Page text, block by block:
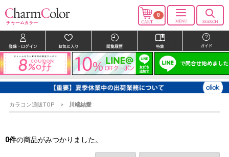
0
カラコン通販TOP 川端結愛
0件の商品がみつかりました。